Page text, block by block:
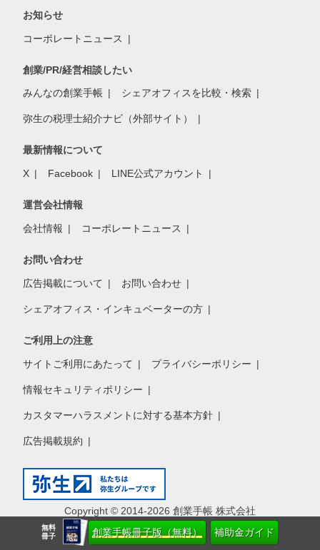
無料
冊子
創業手帳冊子版（無料） 補助金ガイド
お知らせ
コーポレートニュース
創業/PR/経営相談したい
みんなの創業手帳 シェアオフィスを比較・検索
弥生の税理士紹介ナビ（外部サイト）
最新情報について
X Facebook LINE公式アカウント
運営会社情報
会社情報 コーポレートニュース
お問い合わせ
広告掲載について お問い合わせ
シェアオフィス・インキュベーターの方
ご利用上の注意
サイトご利用にあたって プライバシーポリシー
情報セキュリティポリシー
カスタマーハラスメントに対する基本方針
広告掲載規約
Copyright © 2014-2026 創業手帳 株式会社